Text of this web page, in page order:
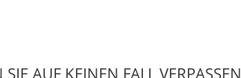
SIE AUF KEINEN FALL VERPASSEN